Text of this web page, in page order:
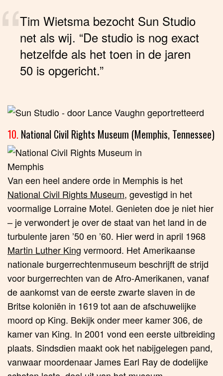
Tim Wietsma bezocht Sun Studio
net als wij. “De studio is nog exact
hetzelfde als het toen in de jaren
50 is opgericht.”
10. National Civil Rights Museum (Memphis, Tennessee)
Van een heel andere orde in Memphis is het
National Civil Rights Museum, gevestigd in het
voormalige Lorraine Motel. Genieten doe je niet hier
– je verwondert je over de staat van het land in de
turbulente jaren ’50 en ’60. Hier werd in april 1968
Martin Luther King vermoord. Het Amerikaanse
nationale burgerrechtenmuseum beschrijft de strijd
voor burgerrechten van de Afro-Amerikanen, vanaf
de aankomst van de eerste zwarte slaven in de
Britse koloniën in 1619 tot aan de afschuwelijke
moord op King. Bekijk onder meer kamer 306, de
kamer van King. In 2001 vond een eerste uitbreiding
plaats. Sindsdien maakt ook het nabijgelegen pand,
vanwaar moordenaar James Earl Ray de dodelijke